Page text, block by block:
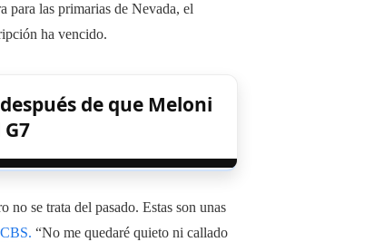
para las primarias de Nevada, el
ha vencido.
de que Meloni
no se trata del pasado. Estas son unas
“No me quedaré quieto ni callado